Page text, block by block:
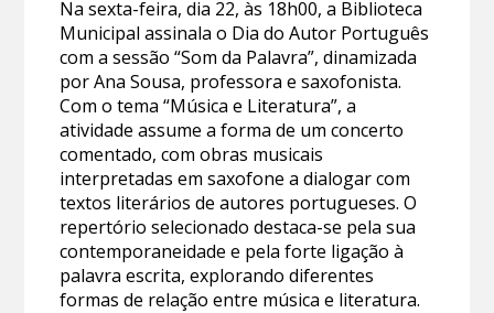
Na sexta-feira, dia 22, às 18h00, a Biblioteca
Municipal assinala o Dia do Autor Português
com a sessão “Som da Palavra”, dinamizada
por Ana Sousa, professora e saxofonista.
Com o tema “Música e Literatura”, a
atividade assume a forma de um concerto
comentado, com obras musicais
interpretadas em saxofone a dialogar com
textos literários de autores portugueses. O
repertório selecionado destaca-se pela sua
contemporaneidade e pela forte ligação à
palavra escrita, explorando diferentes
formas de relação entre música e literatura.